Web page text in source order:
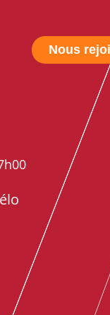
Nous